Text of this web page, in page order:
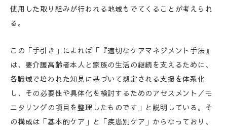
使用した取り組みが行われる地域もでてくることが考えられ
る。
この「手引き」によれば「『適切なケアマネジメント手法』
は、要介護高齢者本人と家族の生活の継続を支えるために、
各職域で培われた知見に基づいて想定される支援を体系化
し、その必要性や具体化を検討するためのアセスメント／モ
ニタリングの項目を整理したものです」と説明している。そ
の構成は「基本的ケア」と「疾患別ケア」からなっており、